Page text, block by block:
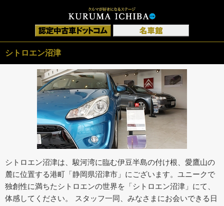
シトロエン沼津
シトロエン沼津は、駿河湾に臨む伊豆半島の付け根、愛鷹山の
麓に位置する港町「静岡県沼津市」にございます。ユニークで
独創性に満ちたシトロエンの世界を「シトロエン沼津」にて、
体感してください。 スタッフ一同、みなさまにお会いできる日